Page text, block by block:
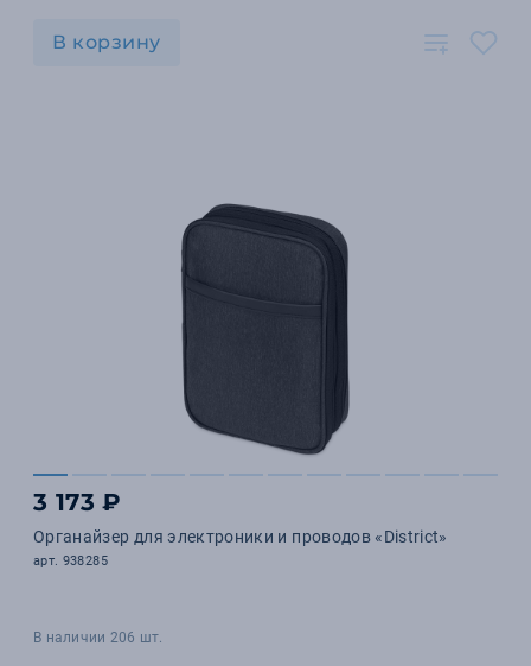
В корзину
3 173 ₽
Органайзер для электроники и проводов «District»
арт. 938285
В наличии 206 шт.